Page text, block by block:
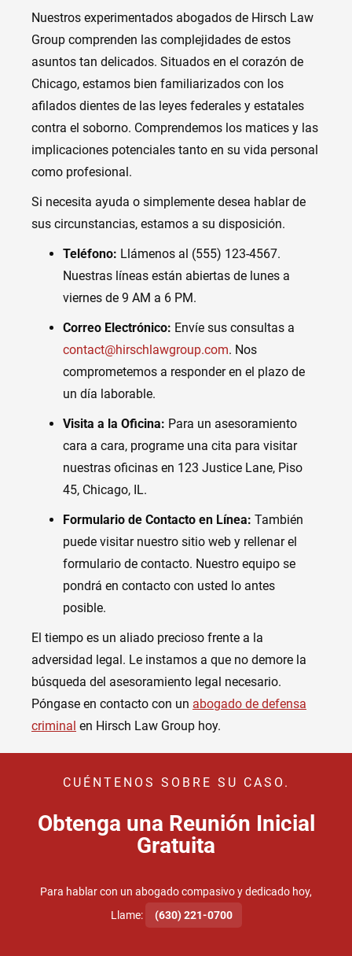
Nuestros experimentados abogados de Hirsch Law
Group comprenden las complejidades de estos
asuntos tan delicados. Situados en el corazón de
Chicago, estamos bien familiarizados con los
afilados dientes de las leyes federales y estatales
contra el soborno. Comprendemos los matices y las
implicaciones potenciales tanto en su vida personal
como profesional.
Si necesita ayuda o simplemente desea hablar de
sus circunstancias, estamos a su disposición.
Teléfono: Llámenos al (555) 123-4567.
Nuestras líneas están abiertas de lunes a
viernes de 9 AM a 6 PM.
Correo Electrónico: Envíe sus consultas a
contact@hirschlawgroup.com. Nos
comprometemos a responder en el plazo de
un día laborable.
Visita a la Oficina: Para un asesoramiento
cara a cara, programe una cita para visitar
nuestras oficinas en 123 Justice Lane, Piso
45, Chicago, IL.
Formulario de Contacto en Línea: También
puede visitar nuestro sitio web y rellenar el
formulario de contacto. Nuestro equipo se
pondrá en contacto con usted lo antes
posible.
El tiempo es un aliado precioso frente a la
adversidad legal. Le instamos a que no demore la
búsqueda del asesoramiento legal necesario.
Póngase en contacto con un abogado de defensa
criminal en Hirsch Law Group hoy.
CUÉNTENOS SOBRE SU CASO.
Obtenga una Reunión Inicial
Gratuita
Para hablar con un abogado compasivo y dedicado hoy,
Llame:
(630) 221-0700